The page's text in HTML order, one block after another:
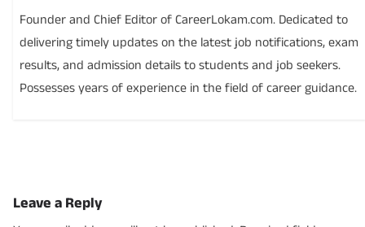
Founder and Chief Editor of CareerLokam.com. Dedicated to
delivering timely updates on the latest job notifications, exam
results, and admission details to students and job seekers.
Possesses years of experience in the field of career guidance.
Leave a Reply